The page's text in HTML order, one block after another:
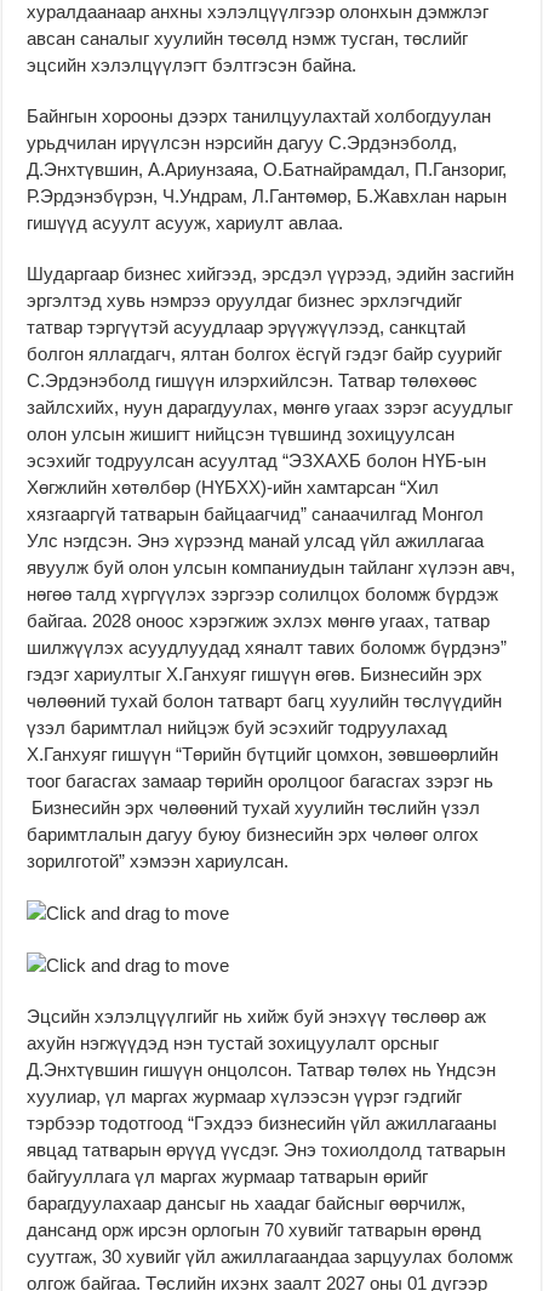
хуралдаанаар анхны хэлэлцүүлгээр олонхын дэмжлэг
авсан саналыг хуулийн төсөлд нэмж тусган, төслийг
эцсийн хэлэлцүүлэгт бэлтгэсэн байна.
Байнгын хорооны дээрх танилцуулахтай холбогдуулан
урьдчилан ирүүлсэн нэрсийн дагуу С.Эрдэнэболд,
Д.Энхтүвшин, А.Ариунзаяа, О.Батнайрамдал, П.Ганзориг,
Р.Эрдэнэбүрэн, Ч.Ундрам, Л.Гантөмөр, Б.Жавхлан нарын
гишүүд асуулт асууж, хариулт авлаа.
Шударгаар бизнес хийгээд, эрсдэл үүрээд, эдийн засгийн
эргэлтэд хувь нэмрээ оруулдаг бизнес эрхлэгчдийг
татвар тэргүүтэй асуудлаар эрүүжүүлээд, санкцтай
болгон яллагдагч, ялтан болгох ёсгүй гэдэг байр суурийг
С.Эрдэнэболд гишүүн илэрхийлсэн. Татвар төлөхөөс
зайлсхийх, нуун дарагдуулах, мөнгө угаах зэрэг асуудлыг
олон улсын жишигт нийцсэн түвшинд зохицуулсан
эсэхийг тодруулсан асуултад “ЭЗХАХБ болон НҮБ-ын
Хөгжлийн хөтөлбөр (НҮБХХ)-ийн хамтарсан “Хил
хязгааргүй татварын байцаагчид” санаачилгад Монгол
Улс нэгдсэн. Энэ хүрээнд манай улсад үйл ажиллагаа
явуулж буй олон улсын компаниудын тайланг хүлээн авч,
нөгөө талд хүргүүлэх зэргээр солилцох боломж бүрдэж
байгаа. 2028 оноос хэрэгжиж эхлэх мөнгө угаах, татвар
шилжүүлэх асуудлуудад хяналт тавих боломж бүрдэнэ”
гэдэг хариултыг Х.Ганхуяг гишүүн өгөв. Бизнесийн эрх
чөлөөний тухай болон татварт багц хуулийн төслүүдийн
үзэл баримтлал нийцэж буй эсэхийг тодруулахад
Х.Ганхуяг гишүүн “Төрийн бүтцийг цомхон, зөвшөөрлийн
тоог багасгах замаар төрийн оролцоог багасгах зэрэг нь
Бизнесийн эрх чөлөөний тухай хуулийн төслийн үзэл
баримтлалын дагуу буюу бизнесийн эрх чөлөөг олгох
зорилготой” хэмээн хариулсан.
Эцсийн хэлэлцүүлгийг нь хийж буй энэхүү төслөөр аж
ахуйн нэгжүүдэд нэн тустай зохицуулалт орсныг
Д.Энхтүвшин гишүүн онцолсон. Татвар төлөх нь Үндсэн
хуулиар, үл маргах журмаар хүлээсэн үүрэг гэдгийг
тэрбээр тодотгоод “Гэхдээ бизнесийн үйл ажиллагааны
явцад татварын өрүүд үүсдэг. Энэ тохиолдолд татварын
байгууллага үл маргах журмаар татварын өрийг
барагдуулахаар дансыг нь хаадаг байсныг өөрчилж,
дансанд орж ирсэн орлогын 70 хувийг татварын өрөнд
суутгаж, 30 хувийг үйл ажиллагаандаа зарцуулах боломж
олгож байгаа. Төслийн ихэнх заалт 2027 оны 01 дүгээр